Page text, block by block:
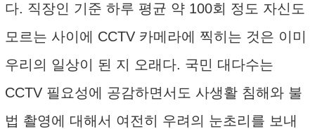
다. 직장인 기준 하루 평균 약 100회 정도 자신도
모르는 사이에 CCTV 카메라에 찍히는 것은 이미
우리의 일상이 된 지 오래다. 국민 대다수는
CCTV 필요성에 공감하면서도 사생활 침해와 불
법 촬영에 대해서 여전히 우려의 눈초리를 보내